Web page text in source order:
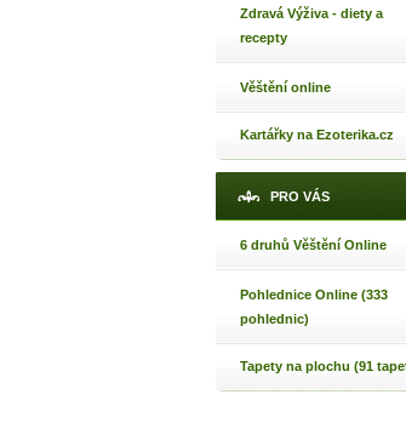
Zdravá Výživa - diety a
recepty
Věštění online
Kartářky na Ezoterika.cz
PRO VÁS
6 druhů Věštění Online
Pohlednice Online (333
pohlednic)
Tapety na plochu (91